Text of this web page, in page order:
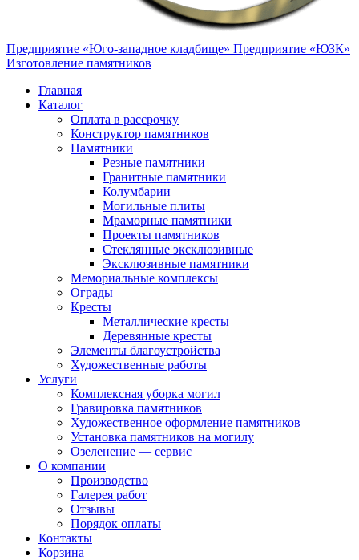
Предприятие «Юго-западное кладбище» Предприятие «ЮЗК»
Изготовление памятников
Главная
Каталог
Оплата в рассрочку
Конструктор памятников
Памятники
Резные памятники
Гранитные памятники
Колумбарии
Могильные плиты
Мраморные памятники
Проекты памятников
Стеклянные эксклюзивные
Эксклюзивные памятники
Мемориальные комплексы
Ограды
Кресты
Металлические кресты
Деревянные кресты
Элементы благоустройства
Художественные работы
Услуги
Комплексная уборка могил
Гравировка памятников
Художественное оформление памятников
Установка памятников на могилу
Озеленение — сервис
О компании
Производство
Галерея работ
Отзывы
Порядок оплаты
Контакты
Корзина